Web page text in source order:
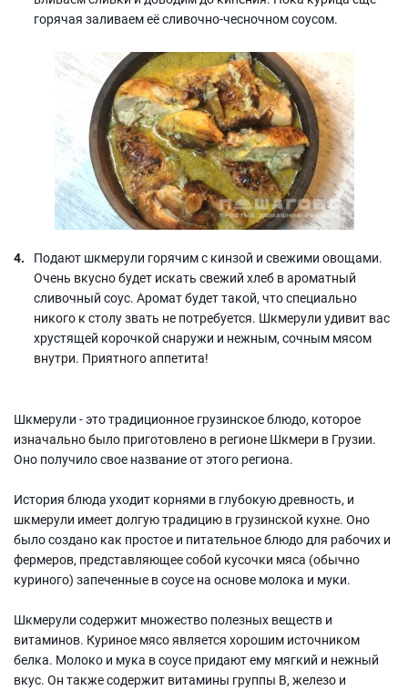
горячая заливаем её сливочно-чесночном соусом.
Подают шкмерули горячим с кинзой и свежими овощами.
Очень вкусно будет искать свежий хлеб в ароматный
сливочный соус. Аромат будет такой, что специально
никого к столу звать не потребуется. Шкмерули удивит вас
хрустящей корочкой снаружи и нежным, сочным мясом
внутри. Приятного аппетита!
Шкмерули - это традиционное грузинское блюдо, которое
изначально было приготовлено в регионе Шкмери в Грузии.
Оно получило свое название от этого региона.
История блюда уходит корнями в глубокую древность, и
шкмерули имеет долгую традицию в грузинской кухне. Оно
было создано как простое и питательное блюдо для рабочих и
фермеров, представляющее собой кусочки мяса (обычно
куриного) запеченные в соусе на основе молока и муки.
Шкмерули содержит множество полезных веществ и
витаминов. Куриное мясо является хорошим источником
белка. Молоко и мука в соусе придают ему мягкий и нежный
вкус. Он также содержит витамины группы В, железо и